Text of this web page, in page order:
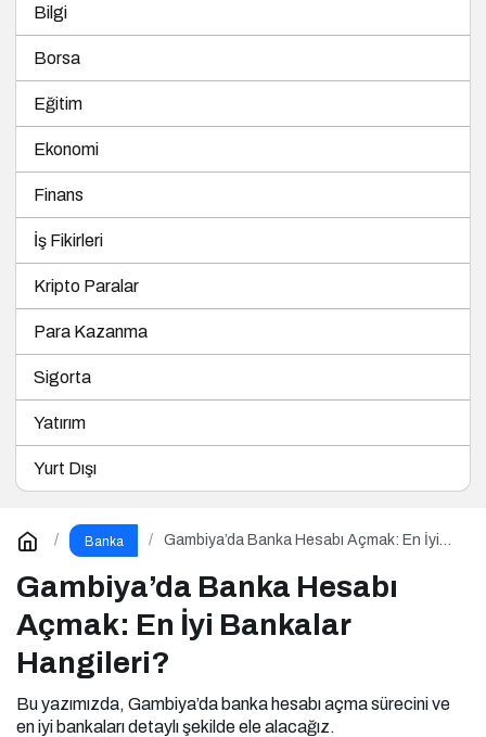
Bilgi
Borsa
Eğitim
Ekonomi
Finans
İş Fikirleri
Kripto Paralar
Para Kazanma
Sigorta
Yatırım
Yurt Dışı
Banka
Gambiya’da Banka Hesabı Açmak: En İyi
Gambiya’da Banka Hesabı
Açmak: En İyi Bankalar
Hangileri?
Bu yazımızda, Gambiya’da banka hesabı açma sürecini ve
en iyi bankaları detaylı şekilde ele alacağız.